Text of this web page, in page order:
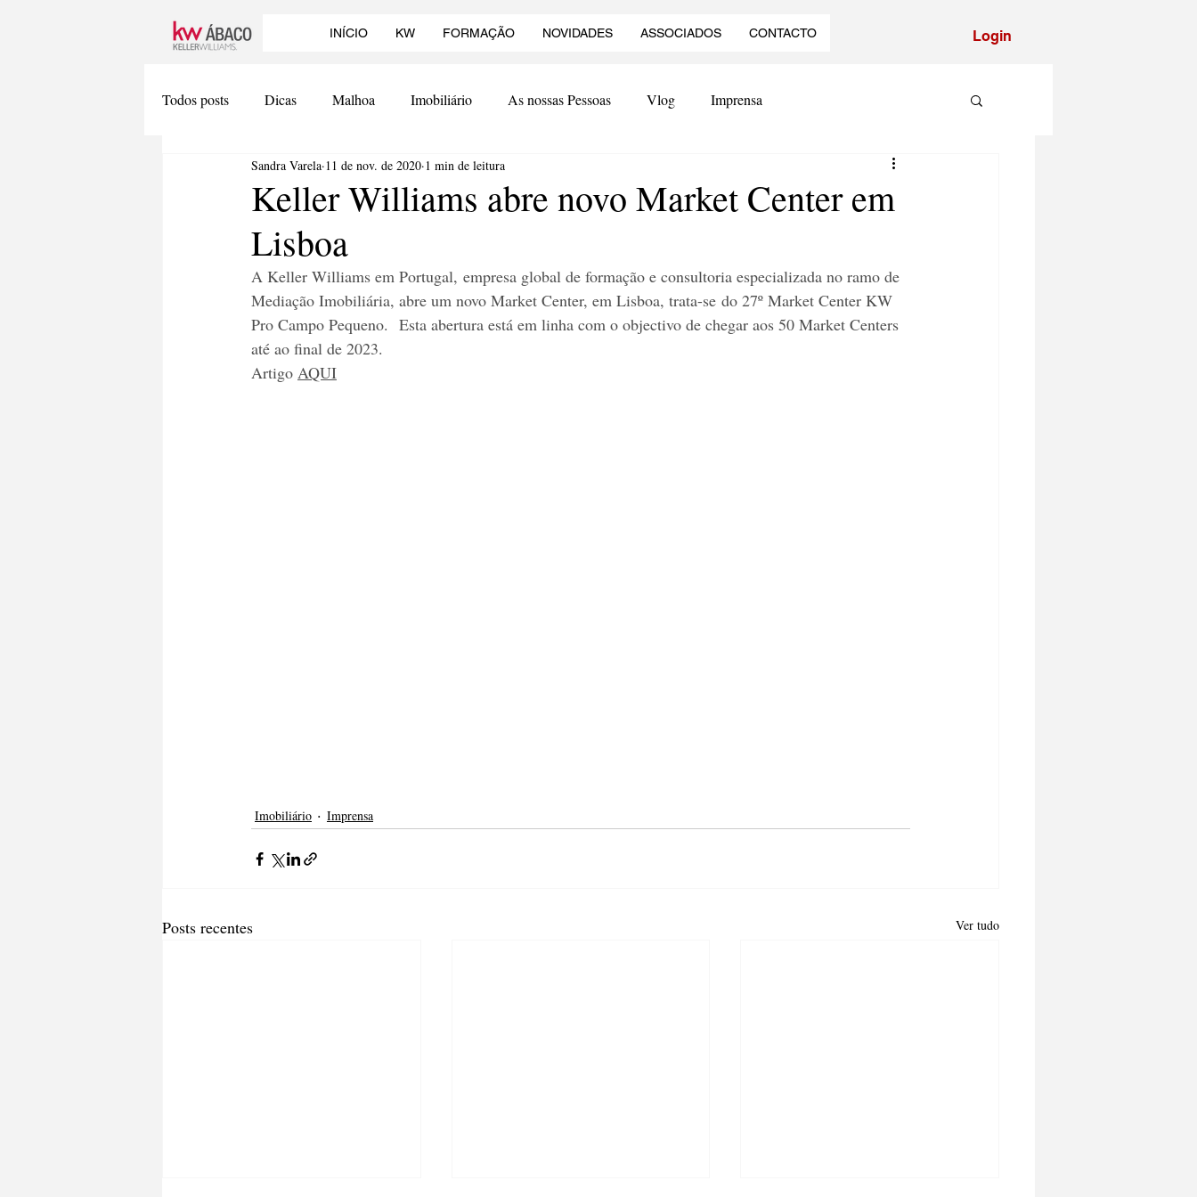
INÍCIO KW FORMAÇÃO NOVIDADES ASSOCIADOS CONTACTO Login
Todos posts Dicas Malhoa Imobiliário As nossas Pessoas Vlog Imprensa
Keller Williams abre novo Market Center em
Lisboa
Sandra Varela 11 de nov. de 2020 1 min de leitura
A Keller Williams em Portugal, empresa global de formação e consultoria especializada no ramo de
Mediação Imobiliária, abre um novo Market Center, em Lisboa, trata-se do 27º Market Center KW
Pro Campo Pequeno.  Esta abertura está em linha com o objectivo de chegar aos 50 Market Centers
até ao final de 2023.
Artigo AQUI
Imobiliário Imprensa
Posts recentes Ver tudo